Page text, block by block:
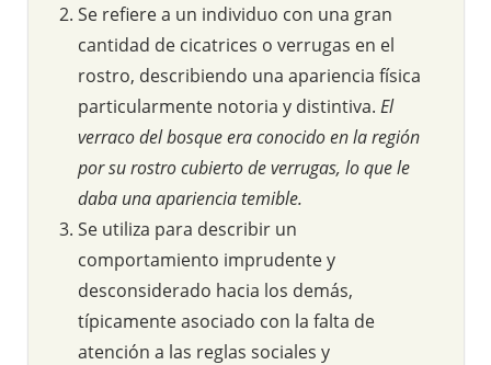
Se refiere a un individuo con una gran
cantidad de cicatrices o verrugas en el
rostro, describiendo una apariencia física
particularmente notoria y distintiva. El
verraco del bosque era conocido en la región
por su rostro cubierto de verrugas, lo que le
daba una apariencia temible.
Se utiliza para describir un
comportamiento imprudente y
desconsiderado hacia los demás,
típicamente asociado con la falta de
atención a las reglas sociales y